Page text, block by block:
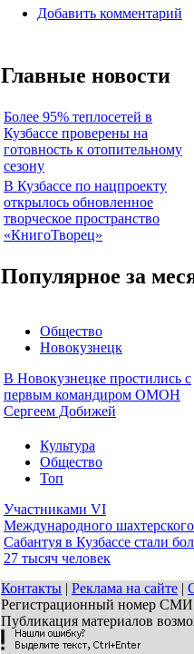
Добавить комментарий
Главные новости
Более 95% теплосетей в
Кузбассе проверены на
готовность к отопительному
сезону
В Кузбассе по нацпроекту
открылось обновленное
творческое пространство
«КнигоТворец»
Популярное за
Общество
Новокузнецк
В Новокузнецке простились с
первым командиром ОМОН
Сергеем Добижей
Культура
Общество
Топ
Участниками VI
Международного шахтерского
Сабантуя в Кузбассе стали
27 тысяч человек
Контакты | Реклама на сайте |
Регистрационный номер
Публикация материалов